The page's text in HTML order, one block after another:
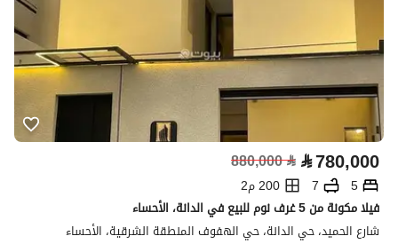
⃁780,000
⃁
880,000
5
7
200 م2
فيلا مكونة من 5 غرف نوم للبيع في الدانة، الأحساء
شارع الحميد، حي الدانة، حي الهفوف المنطقة الشرقية، الأحساء